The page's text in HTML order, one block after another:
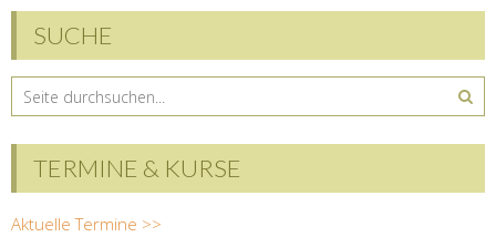
SUCHE
TERMINE & KURSE
Aktuelle Termine >>